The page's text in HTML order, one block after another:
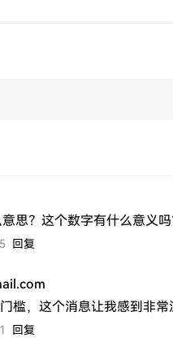
思？这个数字有什么意义吗
回复
槛，这个消息让我感到非常
回复